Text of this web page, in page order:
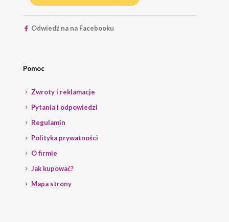
Odwiedź na na Facebooku
Pomoc
Zwroty i reklamacje
Pytania i odpowiedzi
Regulamin
Polityka prywatności
O firmie
Jak kupować?
Mapa strony